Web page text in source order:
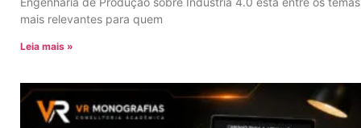
mais relevantes para quem
Leia mais »